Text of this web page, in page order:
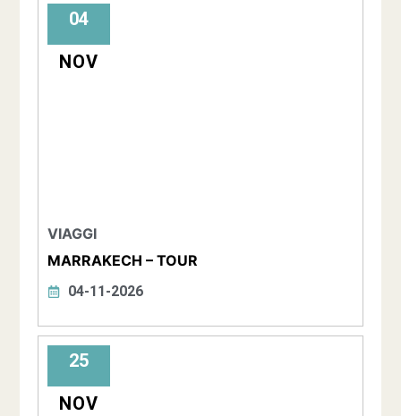
04
NOV
VIAGGI
MARRAKECH – TOUR
04-11-2026
25
NOV